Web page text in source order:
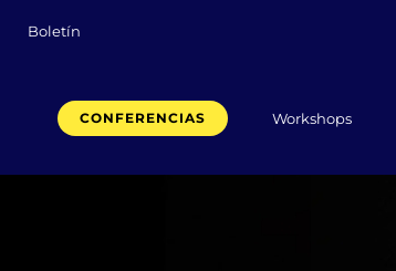
Boletín
CONFERENCIAS Workshops